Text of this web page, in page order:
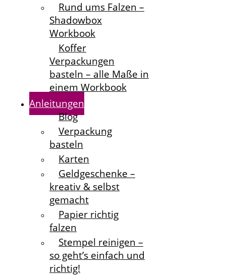
Rund ums Falzen –
Shadowbox
Workbook
Koffer
Verpackungen
basteln – alle Maße in
einem Workbook
Anleitungen
Blog
Verpackung
basteln
Karten
Geldgeschenke –
kreativ & selbst
gemacht
Papier richtig
falzen
Stempel reinigen –
so geht’s einfach und
richtig!